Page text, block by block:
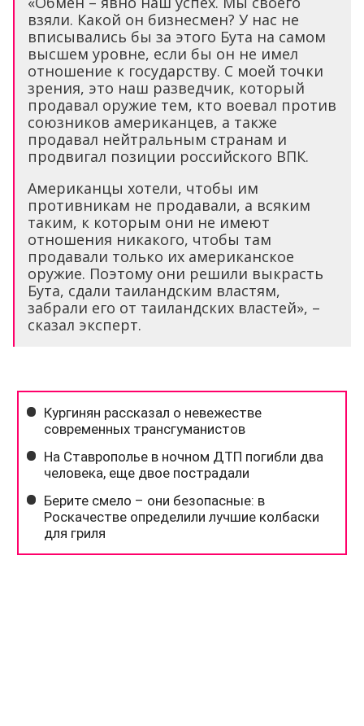
взяли. Какой он бизнесмен? У нас не
вписывались бы за этого Бута на самом
высшем уровне, если бы он не имел
отношение к государству. С моей точки
зрения, это наш разведчик, который
продавал оружие тем, кто воевал против
союзников американцев, а также
продавал нейтральным странам и
продвигал позиции российского ВПК.
Американцы хотели, чтобы им
противникам не продавали, а всяким
таким, к которым они не имеют
отношения никакого, чтобы там
продавали только их американское
оружие. Поэтому они решили выкрасть
Бута, сдали таиландским властям,
забрали его от таиландских властей», –
сказал эксперт.